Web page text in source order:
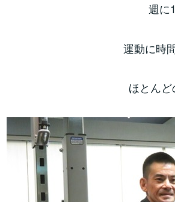
週に
運動に時
ほとん